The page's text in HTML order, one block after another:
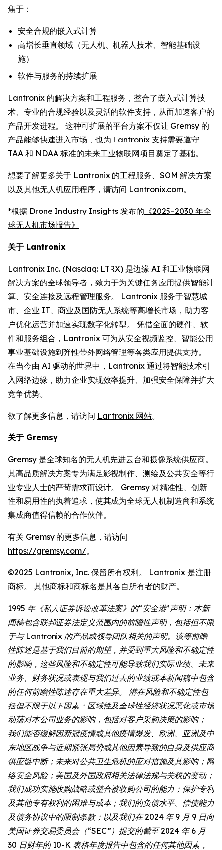
焦于：
安全合规的嵌入式计算
高增长垂直领域（无人机、机器人技术、智能基础设
施）
软件与服务的持续扩展
Lantronix 的解决方案和工程服务，整合了嵌入式计算技
术、专业的合规经验以及灵活的软件支持，从而加速客户的
产品开发进程。 这种可扩展的平台方案不仅让 Gremsy 的
产品能够快速进入市场，也为 Lantronix 支持需要遵守
TAA 和 NDAA 标准的未来工业物联网项目奠定了基础。
想要了解更多关于 Lantronix 的工程服务
SOM 解决方案
以及其他无人机应用程序 ，请访问 Lantronix.com。
*根据 Drone Industry Insights 发布的 《2025–2030 年全
球无人机市场报告》
关于 Lantronix
Lantronix Inc. (Nasdaq: LTRX) 是边缘 AI 和工业物联网
解决方案的全球领导者，致力于为关键任务应用提供智能计
算、安全连接及远程管理服务。 Lantronix 服务于智慧城
市、企业 IT、商业及国防无人系统等高增长市场，助力客
户优化运营并加速实现数字化转型。 凭借全面的硬件、软
件和服务组合，Lantronix 可为从安全视频监控、智能公用
事业基础设施到弹性带外网络管理等各类应用提供支持。
在当今由 AI 驱动的世界中，Lantronix 通过将智能技术引
入网络边缘，助力企业实现效率提升、加强安全保障并扩大
竞争优势。
欲了解更多信息，请访问 Lantronix 网站。
关于 Gremsy
Gremsy 是全球知名的无人机先进云台和摄像系统供应商。
其高品质解决方案专为满足影视制作、测绘及公共安全等行
业专业人士的严苛需求而设计。 Gremsy 对精准性、创新
性和易用性的执着追求，使其成为全球无人机制造商和系统
集成商值得信赖的合作伙伴。
有关 Gremsy 的更多信息，请访问
https://gremsy.com/。
©2025 Lantronix, Inc. 保留所有权利。 Lantronix 是注册
商标。 其他商标和商标名是其各自所有者的财产。
1995 年《私人证券诉讼改革法案》的“安全港”声明：本新
闻稿包含联邦证券法定义范围内的前瞻性声明，包括但不限
于与 Lantronix 的产品或领导团队相关的声明。该等前瞻
性陈述是基于我们目前的期望，并受到重大风险和不确定性
的影响，这些风险和不确定性可能导致我们实际业绩、未来
业务、财务状况或表现与我们过去的业绩或本新闻稿中包含
的任何前瞻性陈述存在重大差异。 潜在风险和不确定性包
括但不限于以下因素：区域性及全球性经济状况恶化或市场
动荡对本公司业务的影响，包括对客户采购决策的影响；
我们能否缓解因新冠疫情或其他疫情爆发、欧洲、亚洲及中
东地区战争与近期紧张局势或其他因素导致的自身及供应商
供应链中断；未来对公共卫生危机的应对措施及其影响；网
络安全风险；美国及外国政府相关法律法规与关税的变动；
我们成功实施收购战略或整合被收购公司的能力；保护专利
及其他专有权利的困难与成本；我们的负债水平、偿债能力
及债务协议中的限制条款；以及我们在 2024 年 9 月 9 日向
美国证券交易委员会（“SEC”）提交的截至 2024 年 6 月
30 日财年的 10-K 表格年度报告中包含的任何其他因素，